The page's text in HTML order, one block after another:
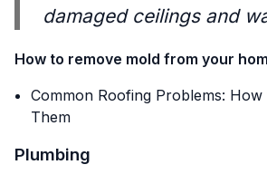
damaged ceilings and
How to remove mold from your
Common Roofing Problems:
Them
Plumbing